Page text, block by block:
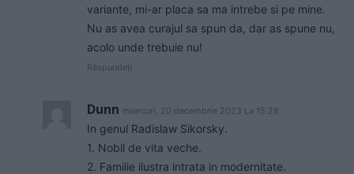
variante, mi-ar placa sa ma intrebe si pe mine.
Nu as avea curajul sa spun da, dar as spune nu,
acolo unde trebuie nu!
Răspundeți
Dunn miercuri, 20 decembrie 2023 La 15.28
In genul Radislaw Sikorsky.
1. Nobil de vita veche.
2. Familie ilustra intrata in modernitate.